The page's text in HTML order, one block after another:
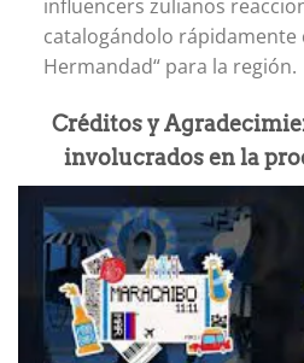
influencers zulianos
catalogándolo rápidamente
Hermandad“ para la región.
Créditos y
involucrados en la